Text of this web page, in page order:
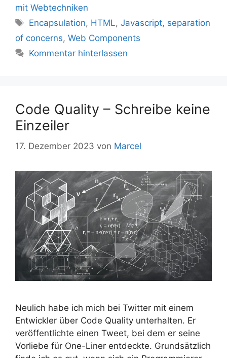
mit Webtechniken
Schlagwörter
Encapsulation, HTML,Javascript, separation
of concerns, Web Components
Kommentar hinterlassen
Code Quality – Schreibe keine
Einzeiler
17. Dezember 2023 von Marcel
Neulich habe ich mich bei Twitter mit einem
Entwickler über Code Quality unterhalten. Er
veröffentlichte einen Tweet, bei dem er seine
Vorliebe für One-Liner entdeckte. Grundsätzlich